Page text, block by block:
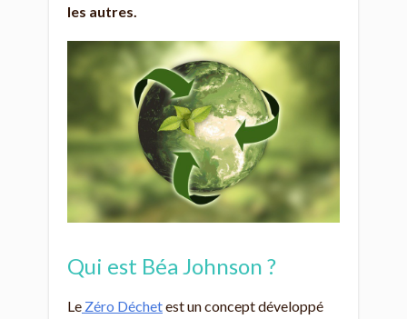
les autres.
Qui est Béa Johnson ?
Le Zéro Déchetest un concept développé